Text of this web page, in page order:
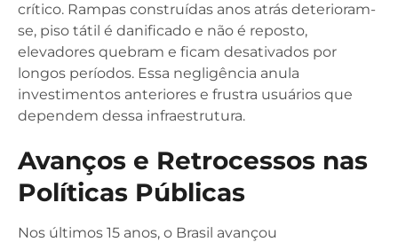
crítico. Rampas construídas anos atrás deterioram-
se, piso tátil é danificado e não é reposto,
elevadores quebram e ficam desativados por
longos períodos. Essa negligência anula
investimentos anteriores e frustra usuários que
dependem dessa infraestrutura.
Avanços e Retrocessos nas
Políticas Públicas
Nos últimos 15 anos, o Brasil avançou